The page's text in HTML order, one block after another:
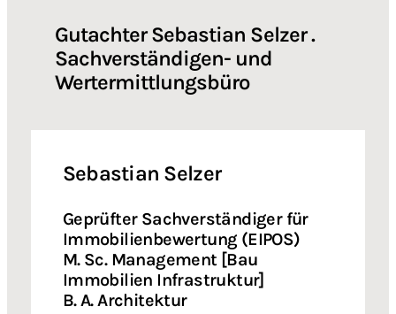
Gutachter Sebastian Selzer .
Sachverständigen- und
Wertermittlungsbüro
Sebastian Selzer
Geprüfter Sachverständiger für
Immobilienbewertung (EIPOS)
M. Sc. Management [Bau
Immobilien Infrastruktur]
B. A. Architektur